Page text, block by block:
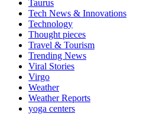
Taurus
Tech News & Innovations
Technology
Thought pieces
Travel & Tourism
Trending News
Viral Stories
Virgo
Weather
Weather Reports
yoga centers